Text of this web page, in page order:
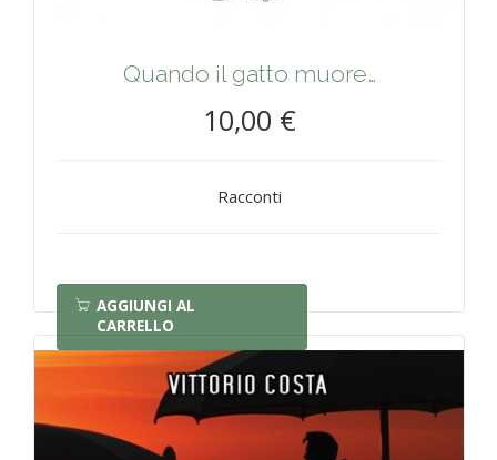
Quando il gatto muore…
10,00 €
Racconti
AGGIUNGI AL
CARRELLO